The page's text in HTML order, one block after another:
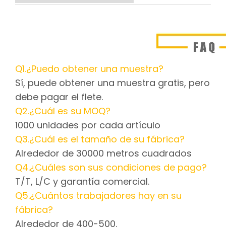
Q1.¿Puedo obtener una muestra?
Sí, puede obtener una muestra gratis, pero
debe pagar el flete.
Q2.¿Cuál es su MOQ?
1000 unidades por cada artículo
Q3.¿Cuál es el tamaño de su fábrica?
Alrededor de 30000 metros cuadrados
Q4.¿Cuáles son sus condiciones de pago?
T/T, L/C y garantía comercial.
Q5.¿Cuántos trabajadores hay en su
fábrica?
Alrededor de 400-500.